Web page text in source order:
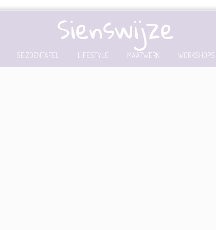
Sienswijze
SEIZOENTAFEL LIFESTYLE MAATWERK WORKSHOPS